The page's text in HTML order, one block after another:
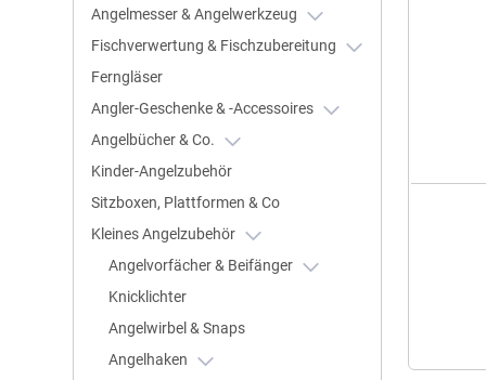
Angelmesser & Angelwerkzeug
Fischverwertung & Fischzubereitung
Ferngläser
Angler-Geschenke & -Accessoires
Angelbücher & Co.
Kinder-Angelzubehör
Sitzboxen, Plattformen & Co
Kleines Angelzubehör
Angelvorfächer & Beifänger
Knicklichter
Angelwirbel & Snaps
Angelhaken